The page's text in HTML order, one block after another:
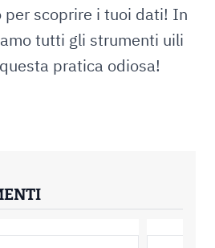
per scoprire i tuoi dati! In
tutti gli strumenti uili
pratica odiosa!